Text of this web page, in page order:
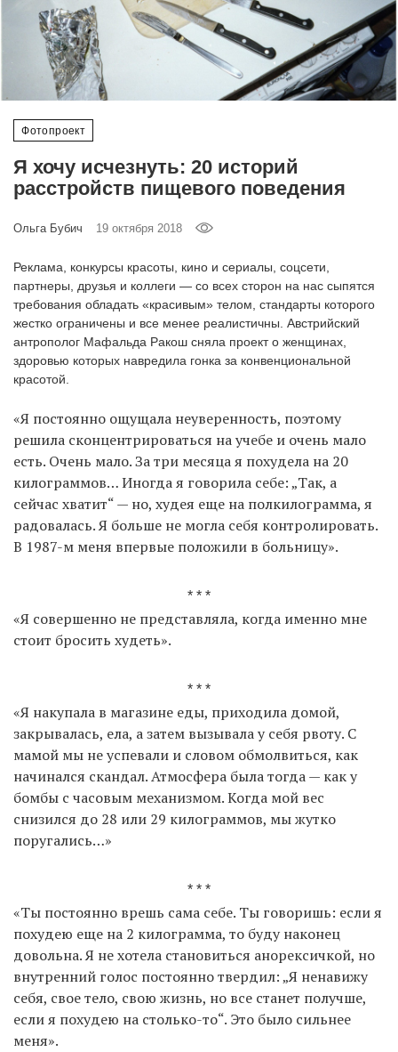
EN
UA
Фотопроект
Я хочу исчезнуть: 20 историй
расстройств пищевого поведения
Ольга Бубич 19 октября 2018
Реклама, конкурсы красоты, кино и сериалы, соцсети,
партнеры, друзья и коллеги — со всех сторон на нас сыпятся
требования обладать «красивым» телом, стандарты которого
жестко ограничены и все менее реалистичны. Австрийский
антрополог Мафальда Ракош сняла проект о женщинах,
здоровью которых навредила гонка за конвенциональной
красотой.
«Я постоянно ощущала неуверенность, поэтому
решила сконцентрироваться на учебе и очень мало
есть. Очень мало. За три месяца я похудела на 20
килограммов… Иногда я говорила себе: „Так, а
сейчас хватит“ — но, худея еще на полкилограмма, я
радовалась. Я больше не могла себя контролировать.
В 1987-м меня впервые положили в больницу».
* * *
«Я совершенно не представляла, когда именно мне
стоит бросить худеть».
* * *
«Я накупала в магазине еды, приходила домой,
закрывалась, ела, а затем вызывала у себя рвоту. С
мамой мы не успевали и словом обмолвиться, как
начинался скандал. Атмосфера была тогда — как у
бомбы с часовым механизмом. Когда мой вес
снизился до 28 или 29 килограммов, мы жутко
поругались…»
* * *
«Ты постоянно врешь сама себе. Ты говоришь: если я
похудею еще на 2 килограмма, то буду наконец
довольна. Я не хотела становиться анорексичкой, но
внутренний голос постоянно твердил: „Я ненавижу
себя, свое тело, свою жизнь, но все станет получше,
если я похудею на столько-то“. Это было сильнее
меня».